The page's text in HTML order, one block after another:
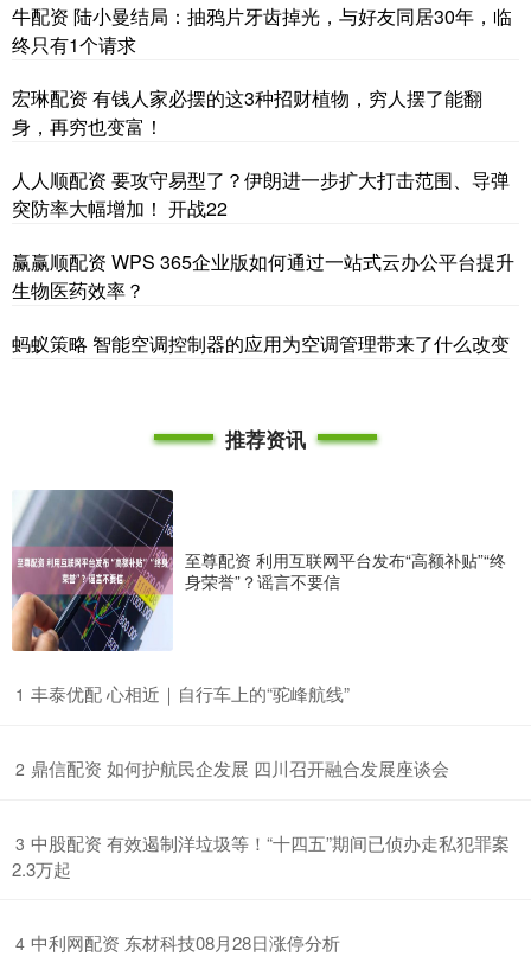
牛配资 陆小曼结局：抽鸦片牙齿掉光，与好友同居30年，临
终只有1个请求
宏琳配资 有钱人家必摆的这3种招财植物，穷人摆了能翻
身，再穷也变富！
人人顺配资 要攻守易型了？伊朗进一步扩大打击范围、导弹
突防率大幅增加！ 开战22
赢赢顺配资 WPS 365企业版如何通过一站式云办公平台提升
生物医药效率？
蚂蚁策略 智能空调控制器的应用为空调管理带来了什么改变
推荐资讯
至尊配资 利用互联网平台发布“高额补贴”“终
身荣誉”？谣言不要信
1 ​丰泰优配 心相近｜自行车上的“驼峰航线”
2 ​鼎信配资 如何护航民企发展 四川召开融合发展座谈会
3 ​中股配资 有效遏制洋垃圾等！“十四五”期间已侦办走私犯罪案
2.3万起
4 ​中利网配资 东材科技08月28日涨停分析